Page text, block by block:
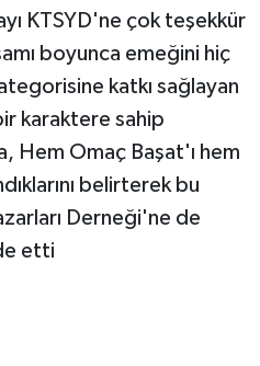
KTSYD'ne çok teşekkür
boyunca emeğini hiç
katkı sağlayan
karaktere sahip
Hem Omaç Başat'ı hem
belirterek bu
Derneği'ne de
etti